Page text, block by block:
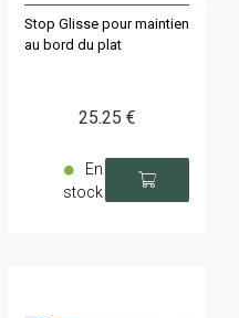
Stop Glisse pour maintien
au bord du plat
25.25 €
En
stock